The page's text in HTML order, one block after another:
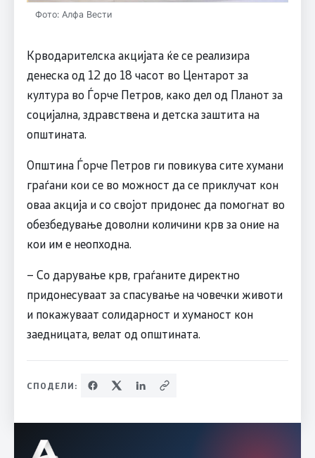
Фото: Алфа Вести
Крводарителска акцијата ќе се реализира
денеска од 12 до 18 часот во Центарот за
култура во Ѓорче Петров, како дел од Планот за
социјална, здравствена и детска заштита на
општината.
Општина Ѓорче Петров ги повикува сите хумани
граѓани кои се во можност да се приклучат кон
оваа акција и со својот придонес да помогнат во
обезбедување доволни количини крв за оние на
кои им е неопходна.
– Со дарување крв, граѓаните директно
придонесуваат за спасување на човечки животи
и покажуваат солидарност и хуманост кон
заедницата, велат од општината.
СПОДЕЛИ: